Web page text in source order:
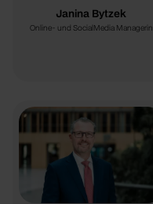
Janina Bytzek
Online- und SocialMedia Managerin